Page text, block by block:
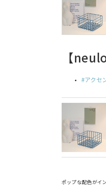
【
アクセ
ポップな配色がイ